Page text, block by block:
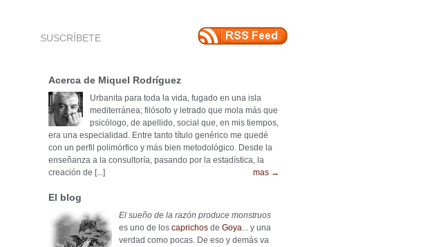
SUSCRÍBETE
Acerca de Miquel Rodríguez
Urbanita para toda la vida, fugado en una isla
mediterránea; filósofo y letrado que mola más que
psicólogo, de apellido, social que, en mis tiempos,
era una especialidad. Entre tanto título genérico me quedé
con un perfil polimórfico y más bien metodológico. Desde la
enseñanza a la consultoría, pasando por la estadística, la
creación de [...]
mas →
El blog
El sueño de la razón produce monstruos
es uno de los caprichos de Goya... y una
verdad como pocas. De eso y demás va